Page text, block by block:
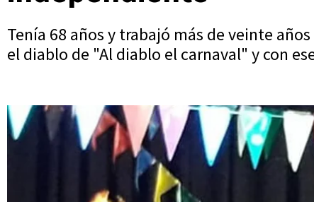
Tenía 68 años y trabajó más de veinte
el diablo de "Al diablo el carnaval" y con